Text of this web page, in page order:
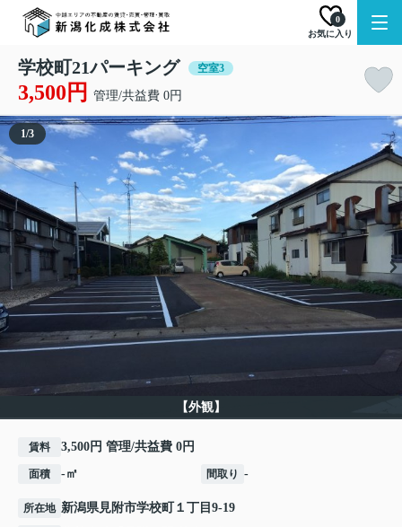
お気に入り
0
学校町21パーキング 空室3
3,500円 管理/共益費 0円
【外観】
1/3
賃料 3,500円 管理/共益費 0円
面積 -㎡ 間取り -
所在地 新潟県見附市学校町 １丁目9-19